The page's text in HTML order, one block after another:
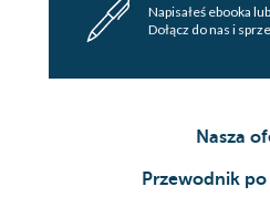
Napisałeś ebooka
Dołącz do nas i
Nasza
Przewodnik